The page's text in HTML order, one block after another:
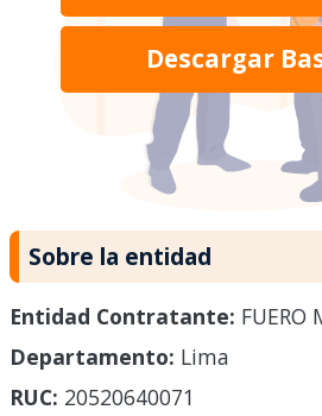
Descargar
Sobre la entidad
Entidad Contratante: FUERO
Departamento: Lima
RUC: 20520640071